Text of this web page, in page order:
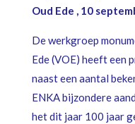
Oud Ede , 10
De werkgroep
Ede (VOE) heeft een
naast een aantal
ENKA bijzondere
het dit jaar 100 jaar